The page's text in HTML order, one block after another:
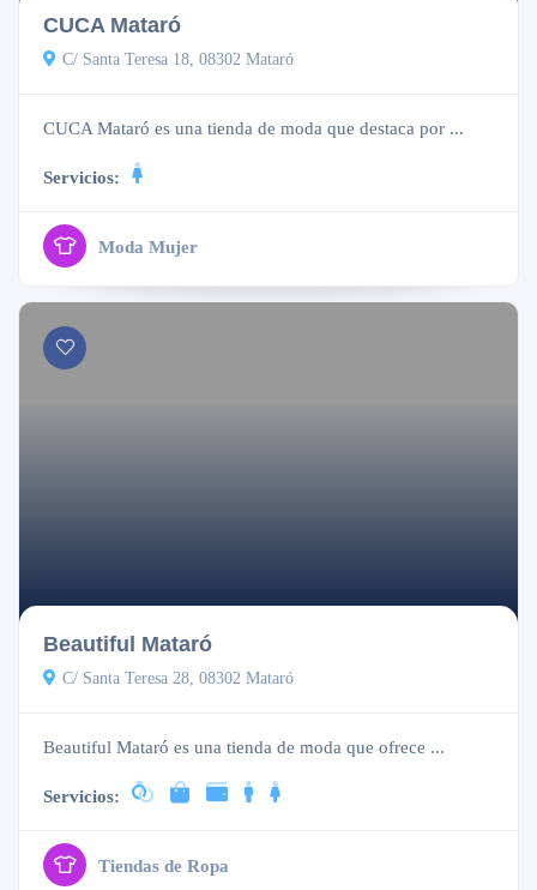
CUCA Mataró
C/ Santa Teresa 18, 08302 Mataró
CUCA Mataró es una tienda de moda que destaca por ...
Servicios:
Moda Mujer
Beautiful Mataró
C/ Santa Teresa 28, 08302 Mataró
Beautiful Mataró es una tienda de moda que ofrece ...
Servicios:
Tiendas de Ropa